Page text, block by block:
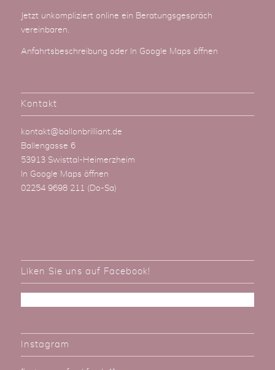
Jetzt unkompliziert online ein Beratungsgespräch
vereinbaren.
Anfahrtsbeschreibung oder In Google Maps öffnen
Kontakt
kontakt@ballonbrilliant.de
Ballengasse 6
53913 Swisttal-Heimerzheim
In Google Maps öffnen
02254 9698 211 (Do-Sa)
Liken Sie uns auf Facebook!
Instagram